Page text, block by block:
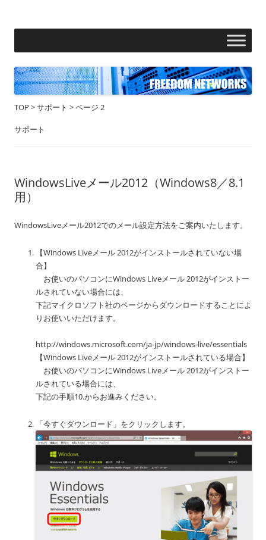
コ
ン
へ
ス
キ
ッ
TOP >サポート >ページ 2
サポート
WindowsLiveメール2012（Windows8／8.1
用）
WindowsLiveメール2012でのメール設定方法をご案内いたします。
【Windows Liveメール 2012がインストールされていない場
合】
お使いのパソコンにWindows Liveメール 2012がインストー
ルされていない場合には、
下記マイクロソフト社のページからダウンロードすることによ
りお使いいただけます。
http://windows.microsoft.com/ja-jp/windows-live/essentials
【Windows Liveメール 2012がインストールされている場合】
お使いのパソコンにWindows Liveメール 2012がインストー
ルされている場合には、
下記の手順10.からお進みください。
「今すぐダウンロード」をクリックします。